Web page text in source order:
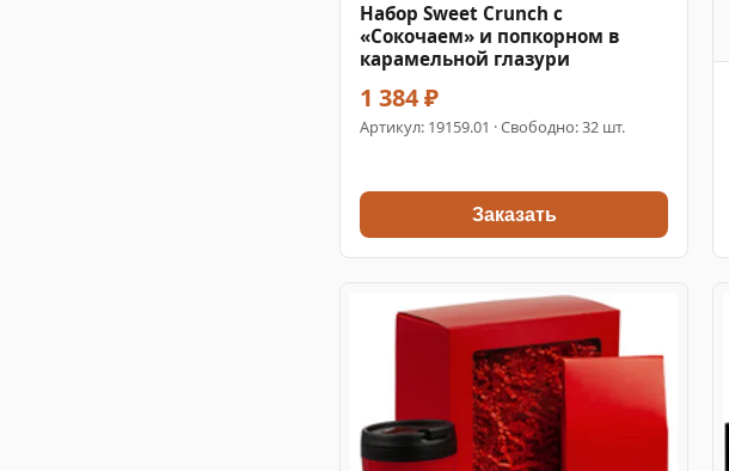
Набор Sweet Crunch с
«Сокочаем» и попкорном в
карамельной глазури
1 384 ₽
Артикул: 19159.01 · Свободно: 32 шт.
Заказать